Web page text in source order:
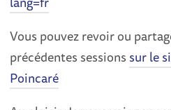
Vous pouvez revoir ou
précédentes sessions sur le
Poincaré